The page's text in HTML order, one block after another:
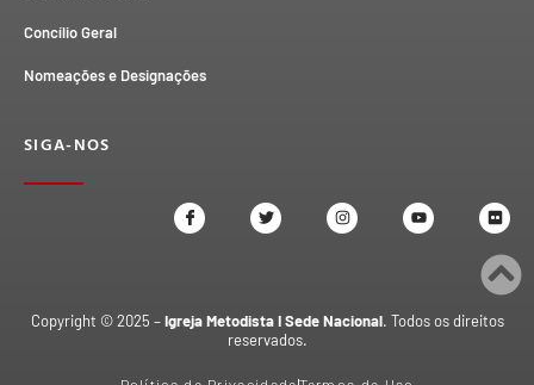
Concílio Geral
Nomeações e Designações
SIGA-NOS
Copyright © 2025 –Igreja Metodista I Sede Nacional. Todos os direitos
reservados.